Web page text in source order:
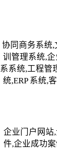
协同商务系统
训管理系统,
系系统,工程管
统,ERP 系统,
企业门户网站
件,企业成功